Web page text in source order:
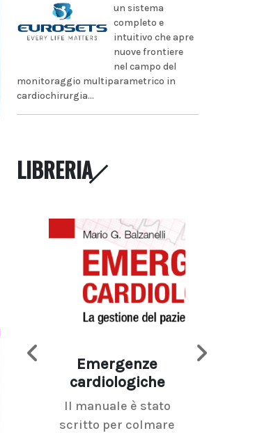
un sistema
completo e
intuitivo che apre
nuove frontiere
nel campo del
monitoraggio multiparametrico in
cardiochirurgia...
LIBRERIA
Emergenze
cardiologiche
Il manuale è stato
scritto per colmare